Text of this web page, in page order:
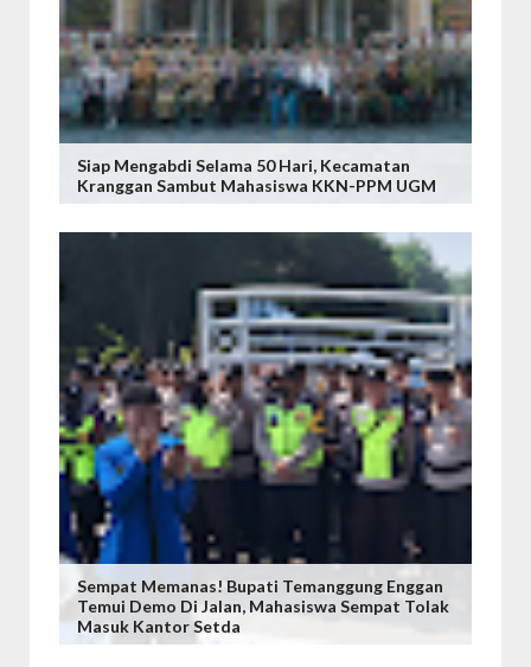
Siap Mengabdi Selama 50 Hari, Kecamatan
Kranggan Sambut Mahasiswa KKN-PPM UGM
Sempat Memanas! Bupati Temanggung Enggan
Temui Demo Di Jalan, Mahasiswa Sempat Tolak
Masuk Kantor Setda